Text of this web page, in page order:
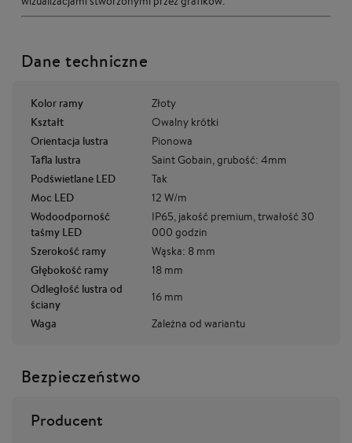
Dane techniczne
Kolor ramy
Złoty
Kształt
Owalny krótki
Orientacja lustra
Pionowa
Tafla lustra
Saint Gobain, grubość: 4mm
Podświetlane LED
Tak
Moc LED
12 W/m
Wodoodporność
taśmy LED
IP65, jakość premium, trwałość 30
000 godzin
Szerokość ramy
Wąska: 8 mm
Głębokość ramy
18 mm
Odległość lustra od
ściany
16 mm
Waga
Zależna od wariantu
Bezpieczeństwo
Producent